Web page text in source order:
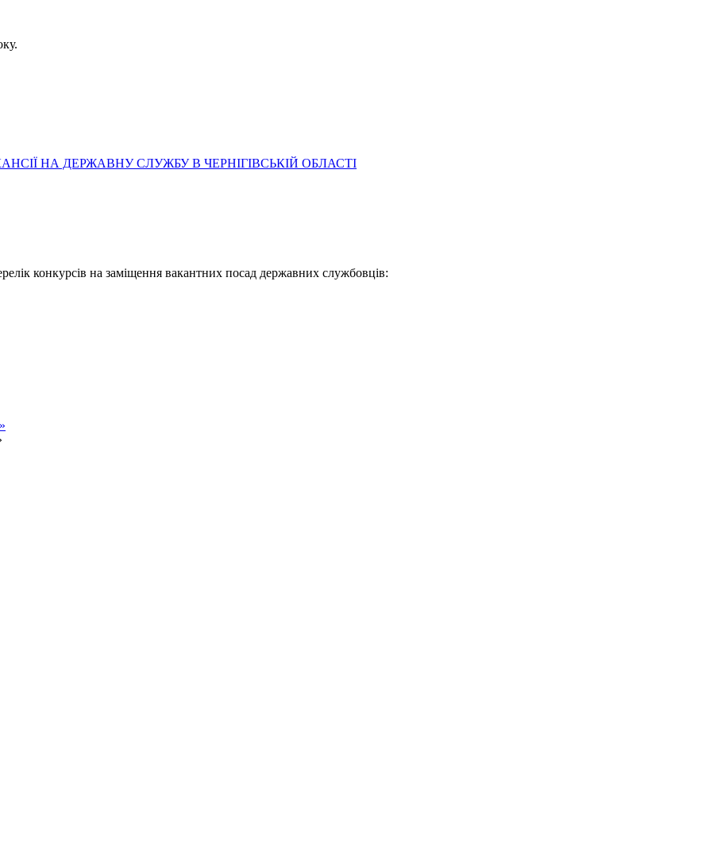
НА ДЕРЖАВНУ СЛУЖБУ В ЧЕРНІГІВСЬКІЙ ОБЛАСТІ
конкурсів на заміщення вакантних посад державних службовців: